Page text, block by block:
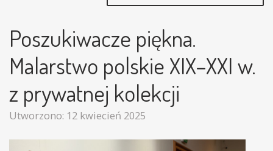
Poszukiwacze piękna.
Malarstwo polskie XIX–XXI w.
z prywatnej kolekcji
Utworzono: 12 kwiecień 2025